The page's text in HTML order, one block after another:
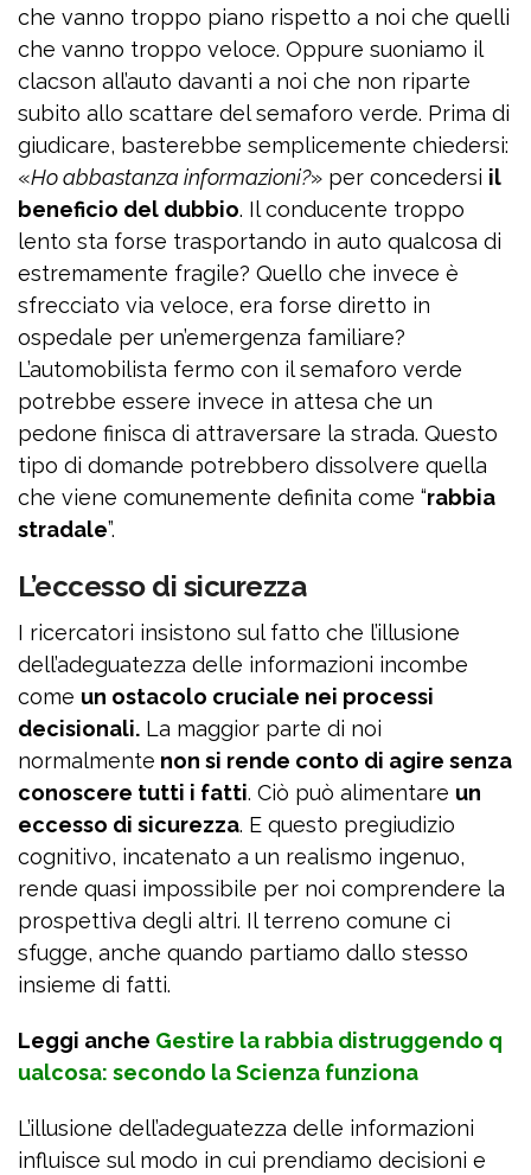
che vanno troppo piano rispetto a noi che quelli
che vanno troppo veloce. Oppure suoniamo il
clacson all’auto davanti a noi che non riparte
subito allo scattare del semaforo verde. Prima di
giudicare, basterebbe semplicemente chiedersi:
«Ho abbastanza informazioni?» per concedersi il
beneficio del dubbio. Il conducente troppo
lento sta forse trasportando in auto qualcosa di
estremamente fragile? Quello che invece è
sfrecciato via veloce, era forse diretto in
ospedale per un’emergenza familiare?
L’automobilista fermo con il semaforo verde
potrebbe essere invece in attesa che un
pedone finisca di attraversare la strada. Questo
tipo di domande potrebbero dissolvere quella
che viene comunemente definita come “rabbia
stradale”.
L’eccesso di sicurezza
I ricercatori insistono sul fatto che l’illusione
dell’adeguatezza delle informazioni incombe
come un ostacolo cruciale nei processi
decisionali. La maggior parte di noi
normalmente non si rende conto di agire senza
conoscere tutti i fatti. Ciò può alimentare un
eccesso di sicurezza. E questo pregiudizio
cognitivo, incatenato a un realismo ingenuo,
rende quasi impossibile per noi comprendere la
prospettiva degli altri. Il terreno comune ci
sfugge, anche quando partiamo dallo stesso
insieme di fatti.
Leggi anche Gestire la rabbia distruggendo q
ualcosa: secondo la Scienza funziona
L’illusione dell’adeguatezza delle informazioni
influisce sul modo in cui prendiamo decisioni e